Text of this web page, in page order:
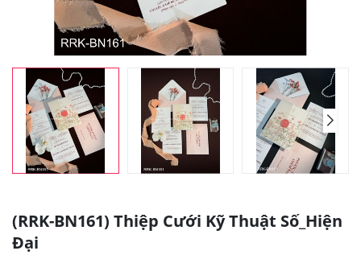
(RRK-BN161) Thiệp Cưới Kỹ Thuật Số_Hiện
Đại